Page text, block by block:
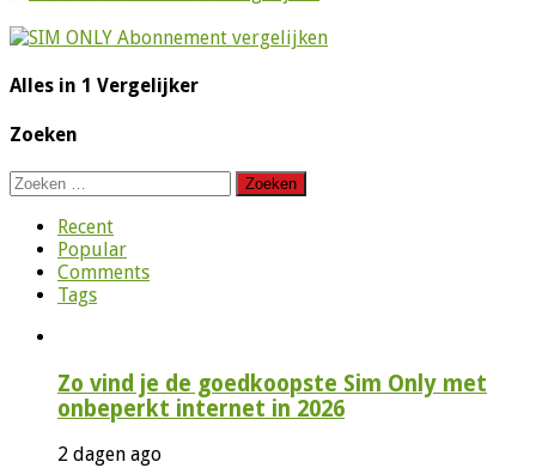
Alles in 1 Vergelijker
Zoeken
Zoeken
naar:
Recent
Popular
Comments
Tags
Zo vind je de goedkoopste Sim Only met
onbeperkt internet in 2026
2 dagen ago